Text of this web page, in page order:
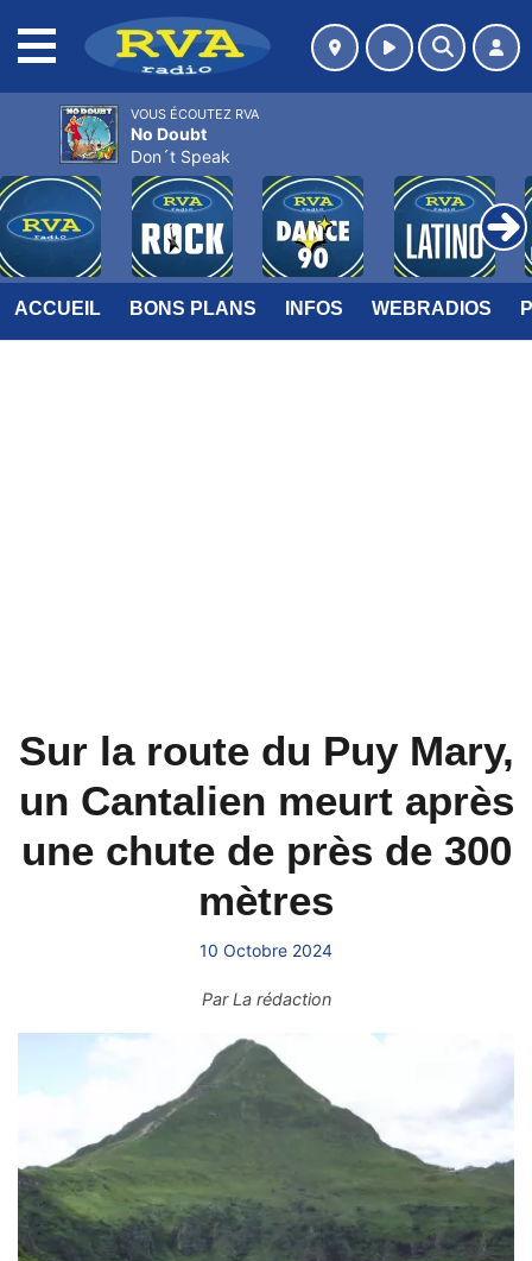
ACCUEIL BONS PLANS INFOS WEBRADIOS
Sur la route du Puy Mary,
un Cantalien meurt après
une chute de près de 300
mètres
10 Octobre 2024
ParLa rédaction
VOUS ÉCOUTEZ RVA
No Doubt
Don´t Speak